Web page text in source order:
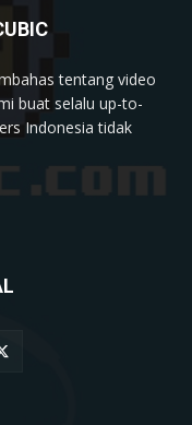
tentang video
buat selalu up-to-
Indonesia tidak